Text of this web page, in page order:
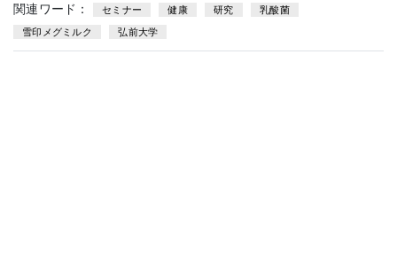
関連ワード： セミナー 健康 研究 乳酸菌
雪印メグミルク 弘前大学